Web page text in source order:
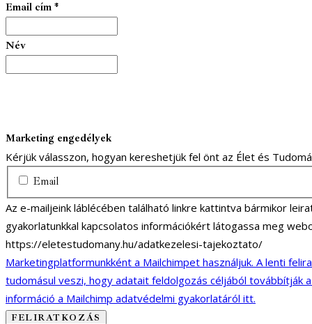
Email cím *
Név
Marketing engedélyek
Kérjük válasszon, hogyan kereshetjük fel önt az Élet és
Email
Az e-mailjeink láblécében található linkre kattintva bármikor
gyakorlatunkkal kapcsolatos információkért látogassa meg
https://eletestudomany.hu/adatkezelesi-tajekoztato/
Marketingplatformunkként a Mailchimpet használjuk. A lenti
tudomásul veszi, hogy adatait feldolgozás céljából továbbítják
információ a Mailchimp adatvédelmi gyakorlatáról itt.